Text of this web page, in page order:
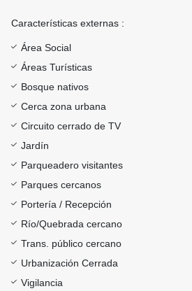
Características externas :
Área Social
Áreas Turísticas
Bosque nativos
Cerca zona urbana
Circuito cerrado de TV
Jardín
Parqueadero visitantes
Parques cercanos
Portería / Recepción
Río/Quebrada cercano
Trans. público cercano
Urbanización Cerrada
Vigilancia